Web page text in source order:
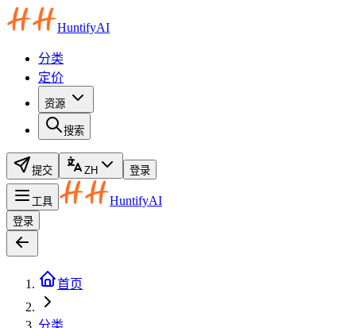
HuntifyAI
分类
定价
资源
搜索
提交 ZH 登录
工具 HuntifyAI
登录
首页
分类